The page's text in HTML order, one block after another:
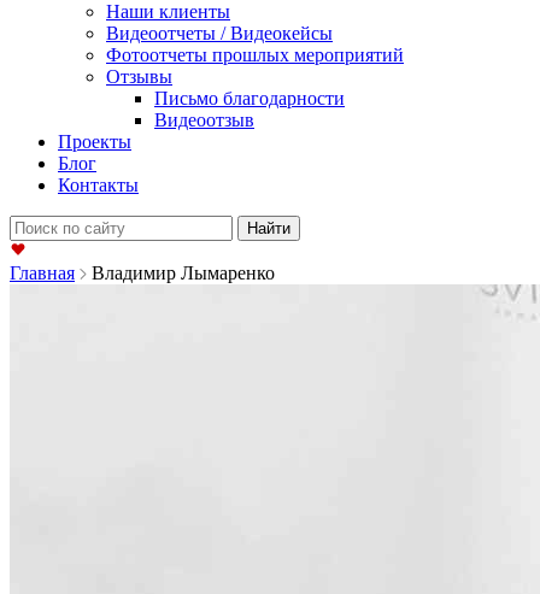
Наши клиенты
Видеоотчеты / Видеокейсы
Фотоотчеты прошлых мероприятий
Отзывы
Письмо благодарности
Видеоотзыв
Проекты
Блог
Контакты
Найти:
Главная Владимир Лымаренко